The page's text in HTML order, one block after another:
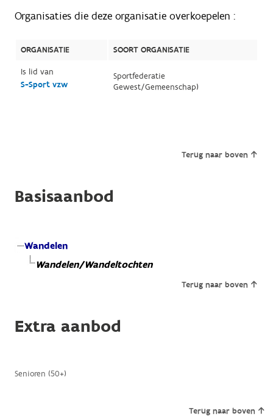
Organisaties die deze organisatie overkoepelen :
ORGANISATIE
SOORT ORGANISATIE
Is lid van
S-Sport vzw
Sportfederatie
Gewest/Gemeenschap)
Terug naar boven
Basisaanbod
Wandelen
Wandelen/Wandeltochten
Terug naar boven
Extra aanbod
Senioren (50+)
Terug naar boven